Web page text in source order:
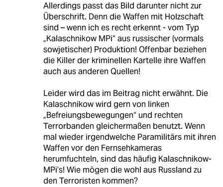
Allerdings passt das Bild darunter nicht zur
Überschrift. Denn die Waffen mit Holzschaft
sind – wenn ich es recht erkennt - vom Typ
„Kalaschnikow MPi“ aus russischer (vormals
sowjetischer) Produktion! Offenbar beziehen
die Killer der kriminellen Kartelle ihre Waffen
auch aus anderen Quellen!
Leider wird das im Beitrag nicht erwähnt. Die
Kalaschnikow wird gern von linken
„Befreiungsbewegungen“ und rechten
Terrorbanden gleichermaßen benutzt. Wenn
mal wieder irgendwelche Paramilitärs mit ihren
Waffen vor den Fernsehkameras
herumfuchteln, sind das häufig Kalaschnikow-
MPi’s! Wie mögen die wohl aus Russland zu
den Terroristen kommen?